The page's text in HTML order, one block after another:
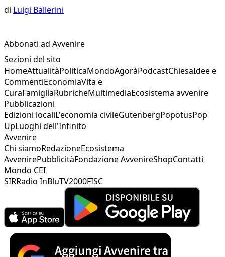
di Luigi Ballerini
Abbonati ad Avvenire
Sezioni del sito
HomeAttualitàPoliticaMondoAgoràPodcastChiesaIdee e
CommentiEconomiaVita e
CuraFamigliaRubricheMultimediaEcosistema avvenire
Pubblicazioni
Edizioni localiL'economia civileGutenbergPopotusPop
UpLuoghi dell'Infinito
Avvenire
Chi siamoRedazioneEcosistema
AvvenirePubblicitàFondazione AvvenireShopContatti
Mondo CEI
SIRRadio InBluTV2000FISC